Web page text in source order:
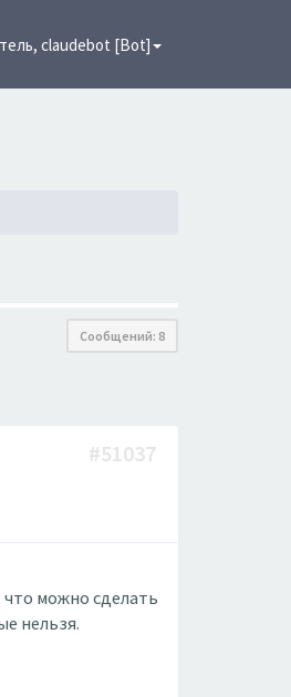
claudebot [Bot]
Сообщений: 8
#51037
можно сделать
нельзя.